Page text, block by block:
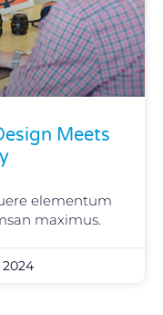
Meets
elementum
maximus.
2024